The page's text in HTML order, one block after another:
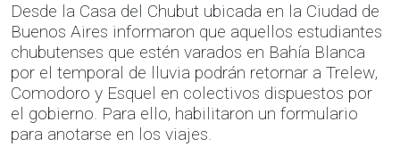
Desde la Casa del Chubut ubicada en la Ciudad de
Buenos Aires informaron que aquellos estudiantes
chubutenses que estén varados en Bahía Blanca
por el temporal de lluvia podrán retornar a Trelew,
Comodoro y Esquel en colectivos dispuestos por
el gobierno. Para ello, habilitaron un formulario
para anotarse en los viajes.